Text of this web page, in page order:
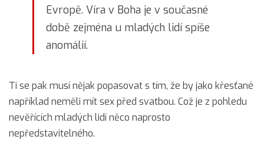
Evropě. Víra v Boha je v současné
době zejména u mladých lidí spíše
anomálií.
Ti se pak musí nějak popasovat s tím, že by jako křesťané
například neměli mít sex před svatbou. Což je z pohledu
nevěřících mladých lidí něco naprosto
nepředstavitelného.